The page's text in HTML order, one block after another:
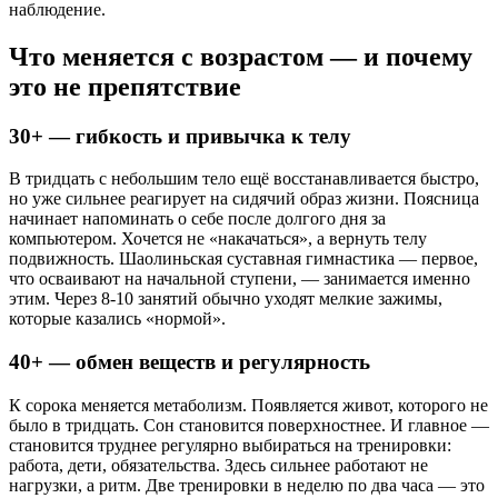
наблюдение.
Что меняется с возрастом — и почему
это не препятствие
30+ — гибкость и привычка к телу
В тридцать с небольшим тело ещё восстанавливается быстро,
но уже сильнее реагирует на сидячий образ жизни. Поясница
начинает напоминать о себе после долгого дня за
компьютером. Хочется не «накачаться», а вернуть телу
подвижность. Шаолиньская суставная гимнастика — первое,
что осваивают на начальной ступени, — занимается именно
этим. Через 8-10 занятий обычно уходят мелкие зажимы,
которые казались «нормой».
40+ — обмен веществ и регулярность
К сорока меняется метаболизм. Появляется живот, которого не
было в тридцать. Сон становится поверхностнее. И главное —
становится труднее регулярно выбираться на тренировки:
работа, дети, обязательства. Здесь сильнее работают не
нагрузки, а ритм. Две тренировки в неделю по два часа — это